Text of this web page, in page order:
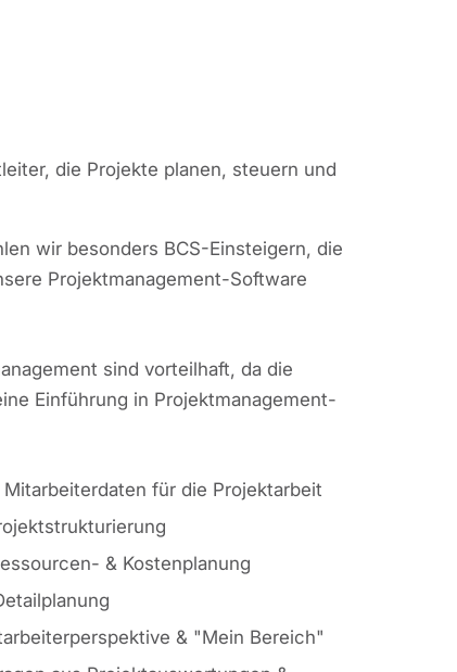
die Projekte planen, steuern und
wir besonders BCS-Einsteigern, die
Projektmanagement-Software
sind vorteilhaft, da die
Einführung in Projektmanagement-
Mitarbeiterdaten für die Projektarbeit
& Kostenplanung
& "Mein Bereich"